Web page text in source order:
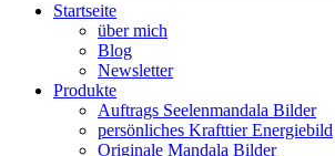
Startseite
über mich
Blog
Newsletter
Produkte
Auftrags Seelenmandala Bilder
persönliches Krafttier Energiebild
Originale Mandala Bilder